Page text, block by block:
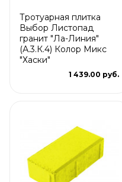
Тротуарная плитка
Выбор Листопад
гранит "Ла-Линия"
(А.3.К.4) Колор Микс
"Хаски"
1 439.00 руб.